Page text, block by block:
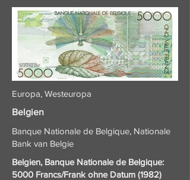
Europa, Westeuropa
Belgien
Banque Nationale de Belgique, Nationale
Bank van Belgie
Belgien, Banque Nationale de Belgique:
5000 Francs/Frank ohne Datum (1982)